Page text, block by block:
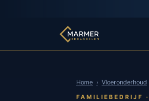
Home
Vloeronderhoud
FAMILIEBEDRIJF